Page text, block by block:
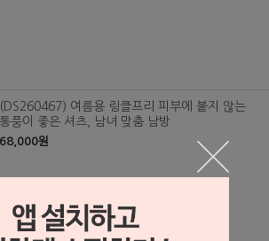
(DS260467) 여름용 링클프리 피부에 붙지 않는
통풍이 좋은 셔츠, 남녀 맞춤 남방
68,000원